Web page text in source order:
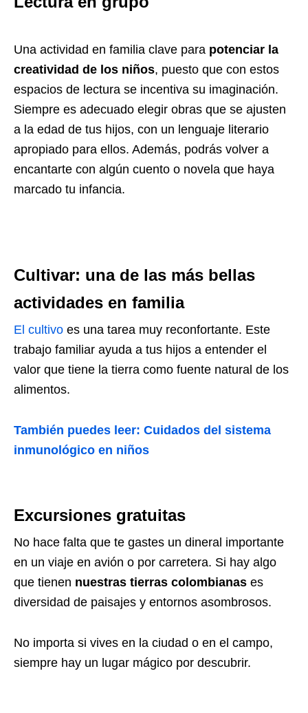
Una actividad en familia clave para potenciar la
creatividad de los niños, puesto que con estos
espacios de lectura se incentiva su imaginación.
Siempre es adecuado elegir obras que se ajusten
a la edad de tus hijos, con un lenguaje literario
apropiado para ellos. Además, podrás volver a
encantarte con algún cuento o novela que haya
marcado tu infancia.
Cultivar: una de las más bellas
actividades en familia
El cultivo es una tarea muy reconfortante. Este
trabajo familiar ayuda a tus hijos a entender el
valor que tiene la tierra como fuente natural de los
alimentos.
También puedes leer: Cuidados del sistema
inmunológico en niños
Excursiones gratuitas
No hace falta que te gastes un dineral importante
en un viaje en avión o por carretera. Si hay algo
que tienen nuestras tierras colombianas es
diversidad de paisajes y entornos asombrosos.
No importa si vives en la ciudad o en el campo,
siempre hay un lugar mágico por descubrir.